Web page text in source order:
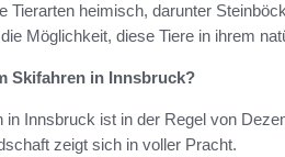
Tierarten heimisch, darunter
Möglichkeit, diese Tiere in ihrem
Skifahren in Innsbruck?
Innsbruck ist in der Regel von
zeigt sich in voller Pracht.